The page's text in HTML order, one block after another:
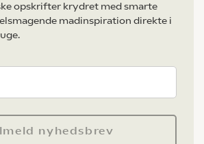
opskrifter krydret med smarte
madinspiration direkte i
nyhedsbrev